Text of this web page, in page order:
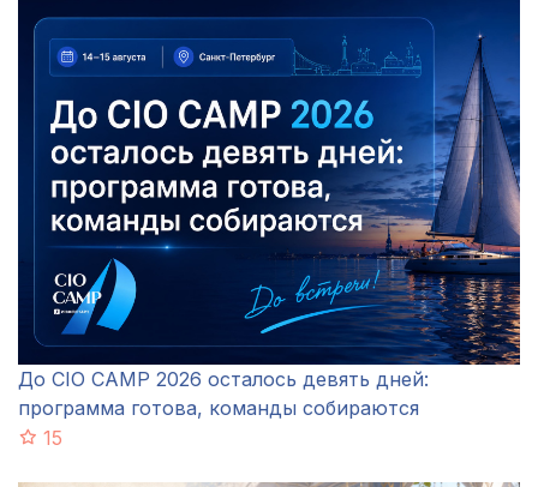
До CIO CAMP 2026 осталось девять дней:
программа готова, команды собираются
15